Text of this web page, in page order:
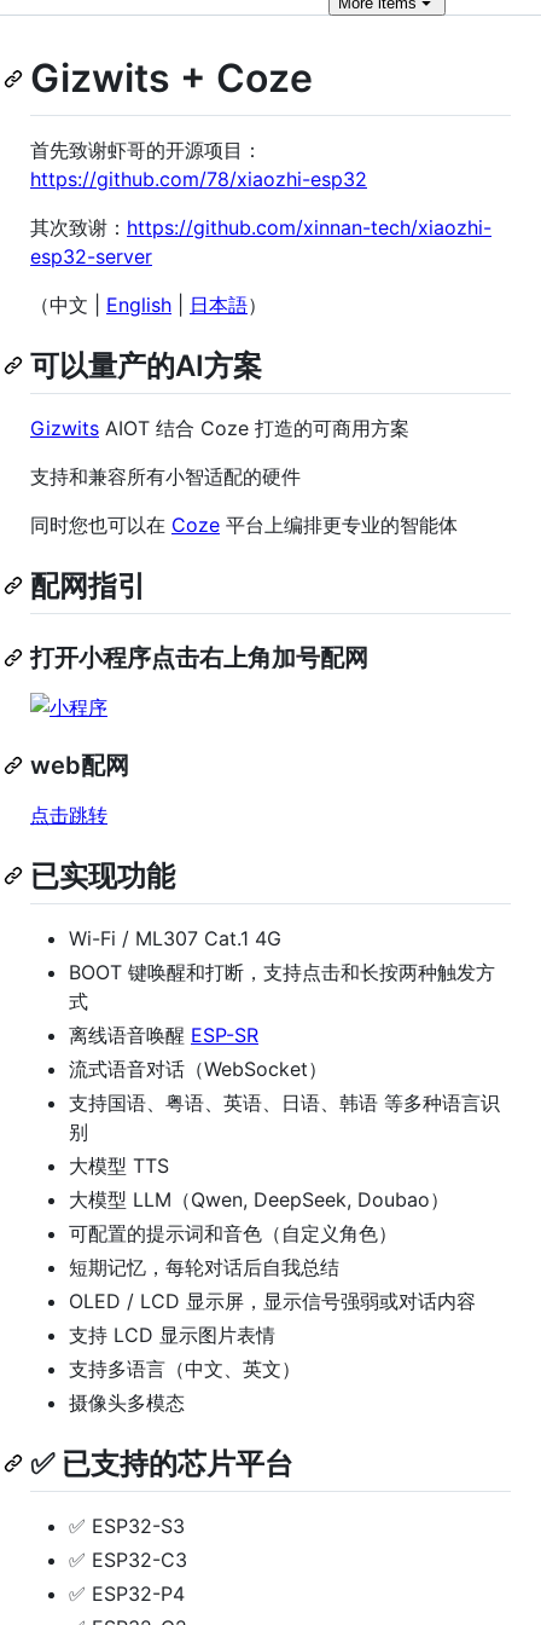
Gizwits + Coze
首先致谢虾哥的开源项目：
https://github.com/78/xiaozhi-esp32
其次致谢： https://github.com/xinnan-tech/xiaozhi-
esp32-server
（中文 | English 日本語）
可以量产的AI方案
Gizwits AIOT 结合 Coze 打造的可商用方案
支持和兼容所有小智适配的硬件
同时您也可以在 Coze 平台上编排更专业的智能体
配网指引
打开小程序点击右上角加号配网
web配网
点击跳转
已实现功能
Wi-Fi / ML307 Cat.1 4G
BOOT 键唤醒和打断，支持点击和长按两种触发方
式
离线语音唤醒 ESP-SR
流式语音对话（WebSocket）
支持国语、粤语、英语、日语、韩语 等多种语言识
别
大模型 TTS
大模型 LLM（Qwen, DeepSeek, Doubao）
可配置的提示词和音色（自定义角色）
短期记忆，每轮对话后自我总结
OLED / LCD 显示屏，显示信号强弱或对话内容
支持 LCD 显示图片表情
支持多语言（中文、英文）
摄像头多模态
✅ 已支持的芯片平台
✅ ESP32-S3
✅ ESP32-C3
✅ ESP32-P4